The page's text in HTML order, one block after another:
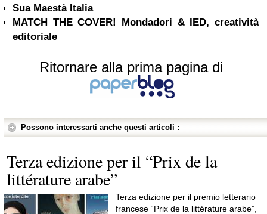
Sua Maestà Italia
MATCH THE COVER! Mondadori & IED, creatività
editoriale
Ritornare alla prima pagina di
Possono interessarti anche questi articoli :
Terza edizione per il “Prix de la
littérature arabe”
Terza edizione per il premio letterario
francese “Prix de la littérature arabe”,